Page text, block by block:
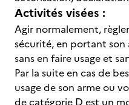
Activités visées :
Agir normalement,
sécurité, en portant son
sans en faire usage et
Par la suite en cas de
usage de son arme ou
de catégorie D est un